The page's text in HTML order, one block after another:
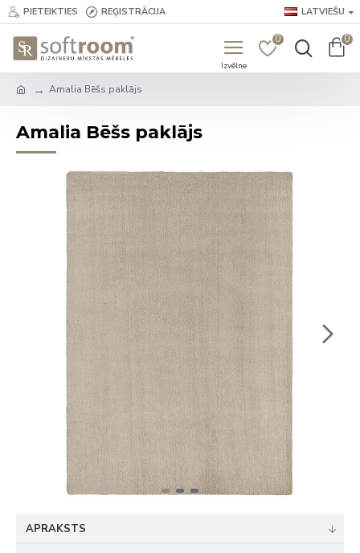
PIETEIKTIES REĢISTRĀCIJA LATVIEŠU
0 0
Amalia Bēšs paklājs
Amalia Bēšs paklājs
APRAKSTS